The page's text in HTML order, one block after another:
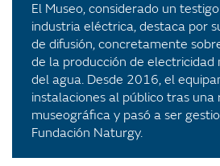
El Museo, considerado un
industria eléctrica, destaca por
de difusión, concretamente
de la producción de
del agua. Desde 2016, el
instalaciones al público tras una
museográfica y pasó a ser
Fundación Naturgy.